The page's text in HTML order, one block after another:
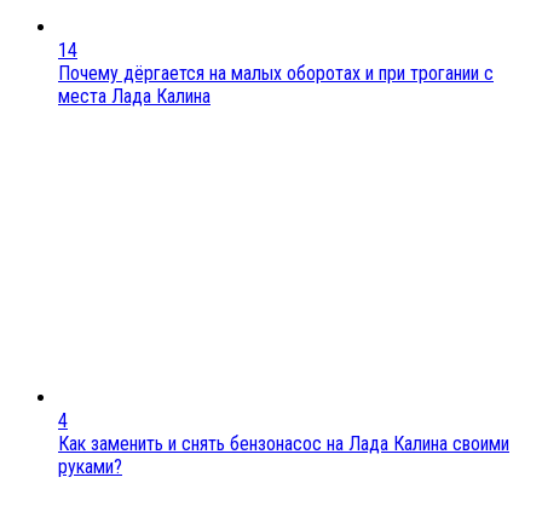
14
Почему дёргается на малых оборотах и при трогании с
места Лада Калина
4
Как заменить и снять бензонасос на Лада Калина своими
руками?